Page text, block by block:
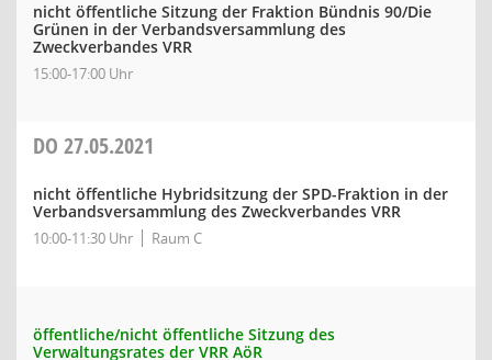
nicht öffentliche Sitzung der Fraktion Bündnis 90/Die
Grünen in der Verbandsversammlung des
Zweckverbandes VRR
15:00-17:00 Uhr
DO 27.05.2021
nicht öffentliche Hybridsitzung der SPD-Fraktion in der
Verbandsversammlung des Zweckverbandes VRR
10:00-11:30 Uhr Raum C
öffentliche/nicht öffentliche Sitzung des
Verwaltungsrates der VRR AöR